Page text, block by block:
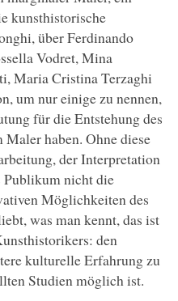
kunsthistorische
über Ferdinando
Vodret, Mina
Maria Cristina Terzaghi
um nur einige zu nennen,
für die Entstehung des
haben. Ohne diese
der Interpretation
Publikum nicht die
Möglichkeiten des
was man kennt, das ist
den
kulturelle Erfahrung zu
Studien möglich ist.